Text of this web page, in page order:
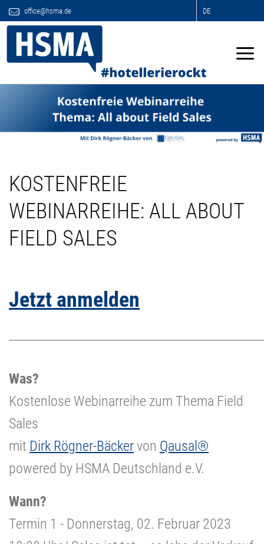
office@hsma.de DE
KOSTENFREIE
WEBINARREIHE: ALL ABOUT
FIELD SALES
Jetzt anmelden
Was?
Kostenlose Webinarreihe zum Thema Field
Sales
mit Dirk Rögner-Bäckervon Qausal®
powered by HSMA Deutschland e.V.
Wann?
Termin 1 - Donnerstag, 02. Februar 2023